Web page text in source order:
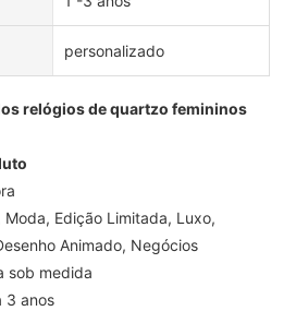
personalizado
relógios de quartzo femininos
Moda, Edição Limitada, Luxo,
Animado, Negócios
sob medida
3 anos